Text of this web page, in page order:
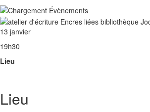
13 janvier
19h30
Lieu
Lieu